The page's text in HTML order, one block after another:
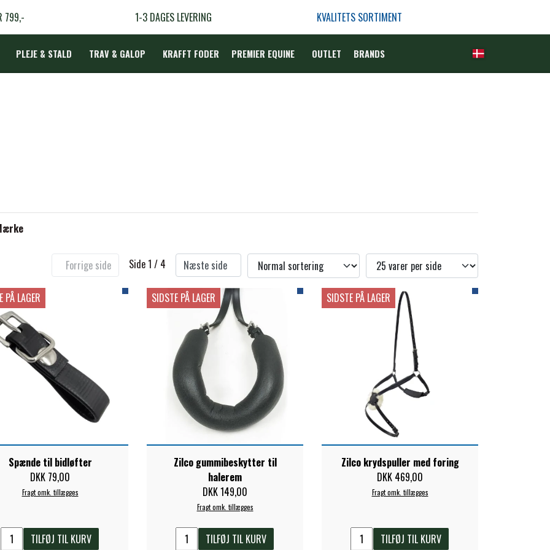
799,- 1-3 DAGES LEVERING KVALITETS SORTIMENT
PLEJE & STALD TRAV & GALOP KRAFFT FODER PREMIER EQUINE OUTLET BRANDS
Forrige side Side 1 / 4 Næste side
PÅ LAGER
Spænde til bidløfter
DKK 79,00
Fragt omk. tillægges
TILFØJ TIL KURV
SIDSTE PÅ LAGER
Zilco gummibeskytter til
halerem
DKK 149,00
Fragt omk. tillægges
TILFØJ TIL KURV
SIDSTE PÅ LAGER
Zilco krydspuller med foring
DKK 469,00
Fragt omk. tillægges
TILFØJ TIL KURV